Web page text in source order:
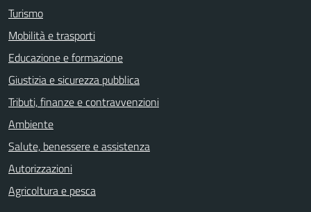
Turismo
Mobilità e trasporti
Educazione e formazione
Giustizia e sicurezza pubblica
Tributi, finanze e contravvenzioni
Ambiente
Salute, benessere e assistenza
Autorizzazioni
Agricoltura e pesca